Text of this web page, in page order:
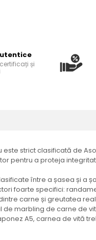
și
strict clasificată de
pentru a proteja
între a șasea și a
foarte specifici:
carne și greutatea
marbling de carne de
A5, carnea de vită